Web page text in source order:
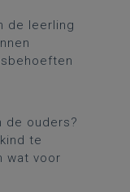
de leerling
de ouders?
te
wat voor